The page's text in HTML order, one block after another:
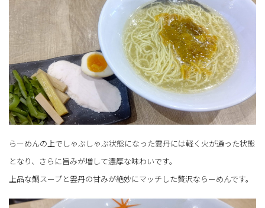
らーめんの上でしゃぶしゃぶ状態になった雲丹には軽く火が通った状態
となり、さらに旨みが増して濃厚な味わいです。
上品な鯛スープと雲丹の甘みが絶妙にマッチした贅沢ならーめんです。